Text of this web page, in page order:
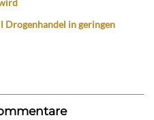
in geringen